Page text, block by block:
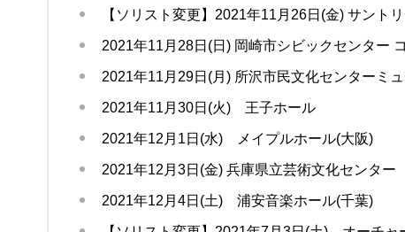
【ソリスト変更】2021年11月26日(金) サント
2021年11月28日(日) 岡崎市シビックセンター
2021年11月29日(月) 所沢市民文化センターミ
2021年11月30日(火) 王子ホール
2021年12月1日(水) メイプルホール(大阪)
2021年12月3日(金) 兵庫県立芸術文化センター
2021年12月4日(土) 浦安音楽ホール(千葉)